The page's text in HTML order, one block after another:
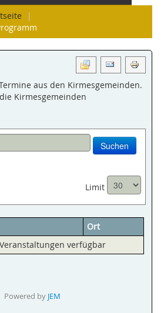
|
aus den Kirmesgemeinden.
Kirmesgemeinden
Suchen
Limit
Ort
verfügbar
Powered by JEM